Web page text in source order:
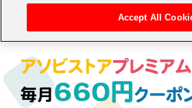
ゲーム 電子
アイドルマスター ミリオンライブ！
アイドルマスター SideM
> 商品ジャンル > トイ・ホビー(フィギュア＆ぬいぐ
Accept All